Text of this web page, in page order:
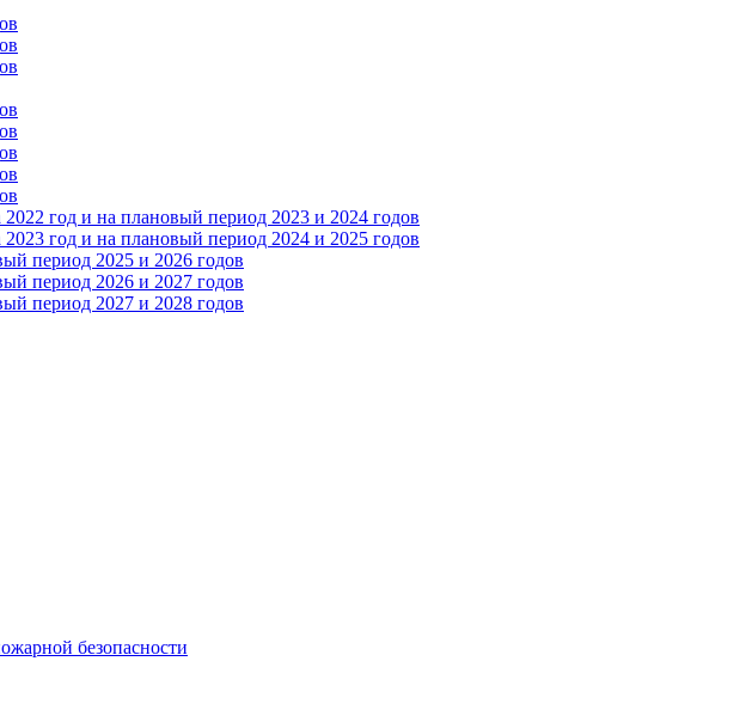
год и на плановый период 2023 и 2024 годов
год и на плановый период 2024 и 2025 годов
период 2025 и 2026 годов
период 2026 и 2027 годов
период 2027 и 2028 годов
безопасности